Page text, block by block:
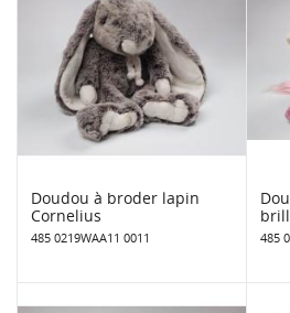
Doudou à broder lapin
Cornelius
485 0219WAA11 0011 485